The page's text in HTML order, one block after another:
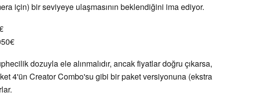
için) bir seviyeye ulaşmasının beklendiğini ima ediyor.
dozuyla ele alınmalıdır, ancak fiyatlar doğru çıkarsa,
4'ün Creator Combo'su gibi bir paket versiyonuna (ekstra